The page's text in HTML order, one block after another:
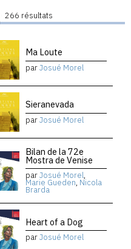
266 résultats
Ma Loute
parJosué Morel
Sieranevada
parJosué Morel
Bilan de la 72e
Mostra de Venise
parJosué Morel,
Marie Gueden, Nicola
Brarda
Heart of a Dog
parJosué Morel